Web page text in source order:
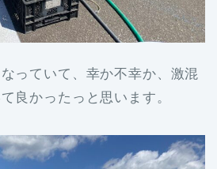
っていて、幸か不幸か、激混
良かったっと思います。